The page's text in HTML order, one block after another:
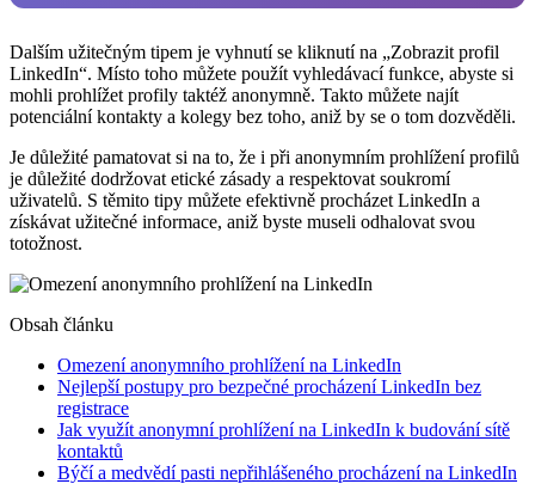
Dalším užitečným tipem je vyhnutí se kliknutí na „Zobrazit profil
LinkedIn“. Místo toho můžete použít vyhledávací funkce, abyste si
mohli prohlížet profily taktéž anonymně. Takto můžete najít
potenciální kontakty a kolegy bez toho, aniž by se o tom dozvěděli.
Je důležité pamatovat si na to, že i při anonymním prohlížení profilů
je důležité dodržovat etické zásady a respektovat soukromí
uživatelů. S těmito tipy můžete efektivně procházet LinkedIn a
získávat užitečné informace, aniž byste museli odhalovat svou
totožnost.
Obsah článku
Omezení anonymního prohlížení na LinkedIn
Nejlepší postupy pro bezpečné procházení LinkedIn bez
registrace
Jak využít anonymní prohlížení na LinkedIn k budování sítě
kontaktů
Býčí a medvědí pasti nepřihlášeného procházení na LinkedIn